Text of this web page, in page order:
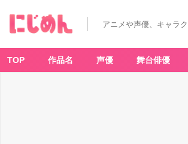
アニメや声優、キャラ
TOP 作品名 声優 舞台俳優